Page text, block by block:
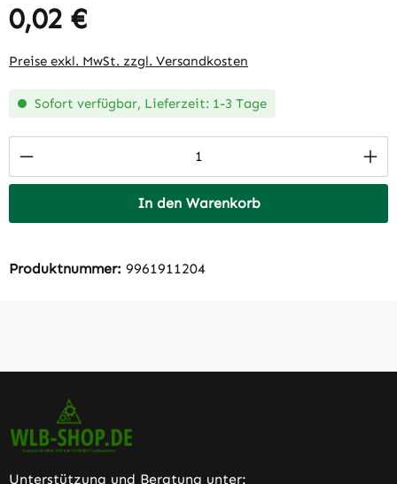
Regulärer Preis:
0,02 €
Preise exkl. MwSt. zzgl. Versandkosten
Sofort verfügbar, Lieferzeit: 1-3 Tage
Produkt Anzahl: Gib den gewünschten
In den Warenkorb
Produktnummer: 9961911204
Unterstützung und Beratung unter: